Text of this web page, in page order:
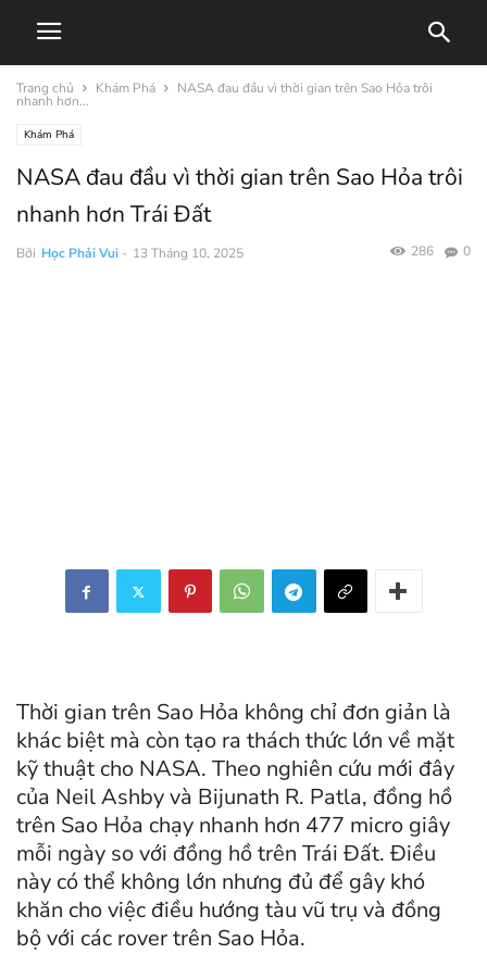
Trang chủ Khám Phá NASA đau đầu vì thời gian trên Sao Hỏa trôi
nhanh hơn...
Khám Phá
NASA đau đầu vì thời gian trên Sao Hỏa trôi
nhanh hơn Trái Đất
Bởi Học Phải Vui - 13 Tháng 10, 2025 0
286
Thời gian trên Sao Hỏa không chỉ đơn giản là
khác biệt mà còn tạo ra thách thức lớn về mặt
kỹ thuật cho NASA. Theo nghiên cứu mới đây
của Neil Ashby và Bijunath R. Patla, đồng hồ
trên Sao Hỏa chạy nhanh hơn 477 micro giây
mỗi ngày so với đồng hồ trên Trái Đất. Điều
này có thể không lớn nhưng đủ để gây khó
khăn cho việc điều hướng tàu vũ trụ và đồng
bộ với các rover trên Sao Hỏa.